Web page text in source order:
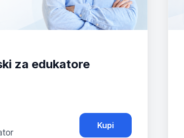
za edukatore
Kupi